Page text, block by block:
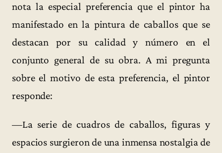
nota la especial preferencia que el pintor ha
manifestado en la pintura de caballos que se
destacan por su calidad y número en el
conjunto general de su obra. A mi pregunta
sobre el motivo de esta preferencia, el pintor
responde:
—La serie de cuadros de caballos, figuras y
espacios surgieron de una inmensa nostalgia de